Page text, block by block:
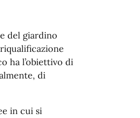
del giardino
ha l’obiettivo di
di
in cui si